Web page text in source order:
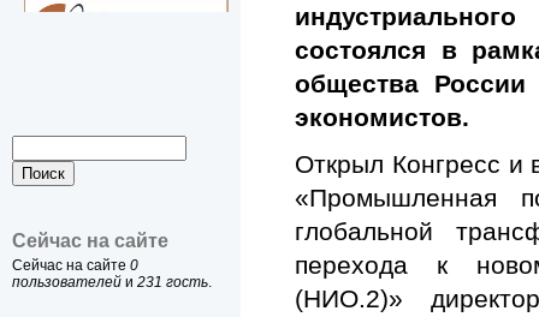
Сейчас на сайте
Сейчас на сайте 0
пользователей и 231 гость.
состоялся в
общества
экономистов.
Открыл Конгресс и
«Промышленная
глобальной
перехода к
(НИО.2)»